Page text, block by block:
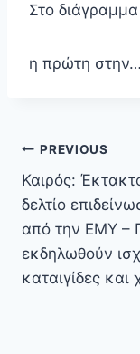
Στο διάγραμμα
η πρώτη στην…
Πλοήγηση
άρθρων
PREVIOUS
Καιρός:
δελτίο
από την ΕΜΥ –
εκδηλωθούν
καταιγίδες και